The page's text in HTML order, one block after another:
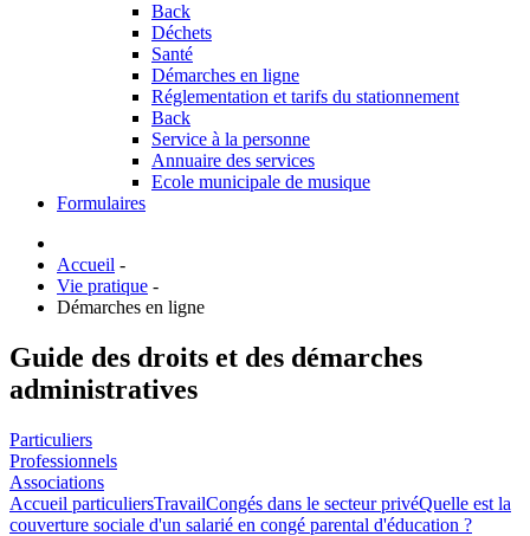
Back
Déchets
Santé
Démarches en ligne
Réglementation et tarifs du stationnement
Back
Service à la personne
Annuaire des services
Ecole municipale de musique
Formulaires
Accueil -
Vie pratique -
Démarches en ligne
Guide des droits et des démarches
administratives
Particuliers
Professionnels
Associations
Accueil particuliersTravailCongés dans le secteur privéQuelle est la
couverture sociale d'un salarié en congé parental d'éducation ?